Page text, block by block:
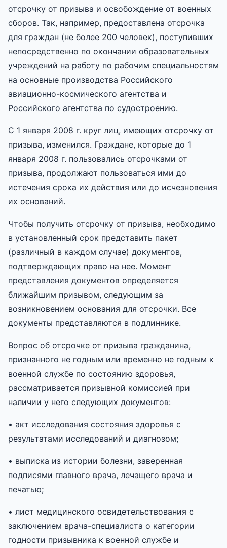
отсрочку от призыва и освобождение от военных
сборов. Так, например, предоставлена отсрочка
для граждан (не более 200 человек), поступивших
непосредственно по окончании образовательных
учреждений на работу по рабочим специальностям
на основные производства Российского
авиационно-космического агентства и
Российского агентства по судостроению.
С 1 января 2008 г. круг лиц, имеющих отсрочку от
призыва, изменился. Граждане, которые до 1
января 2008 г. пользовались отсрочками от
призыва, продолжают пользоваться ими до
истечения срока их действия или до исчезновения
их оснований.
Чтобы получить отсрочку от призыва, необходимо
в установленный срок представить пакет
(различный в каждом случае) документов,
подтверждающих право на нее. Момент
представления документов определяется
ближайшим призывом, следующим за
возникновением основания для отсрочки. Все
документы представляются в подлиннике.
Вопрос об отсрочке от призыва гражданина,
признанного не годным или временно не годным к
военной службе по состоянию здоровья,
рассматривается призывной комиссией при
наличии у него следующих документов:
• акт исследования состояния здоровья с
результатами исследований и диагнозом;
• выписка из истории болезни, заверенная
подписями главного врача, лечащего врача и
печатью;
• лист медицинского освидетельствования с
заключением врача-специалиста о категории
годности призывника к военной службе и